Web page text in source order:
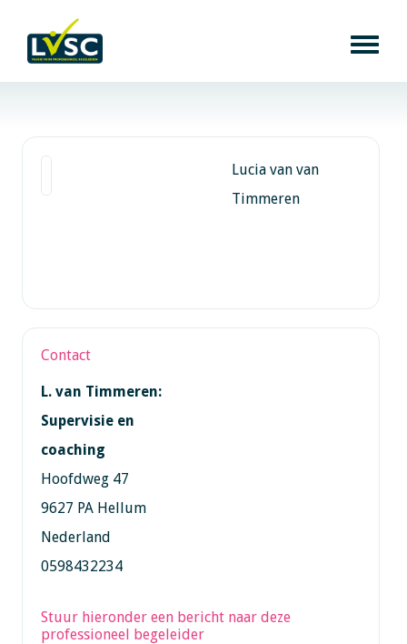
Lucia van van
Timmeren
Contact
L. van Timmeren:
Supervisie en
coaching
Hoofdweg 47
9627 PA Hellum
Nederland
0598432234
Stuur hieronder een bericht naar deze
professioneel begeleider